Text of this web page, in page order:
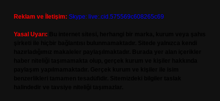
Reklam ve İletişim: Skype: live:.cid.575569c608265c69
Yasal Uyarı: